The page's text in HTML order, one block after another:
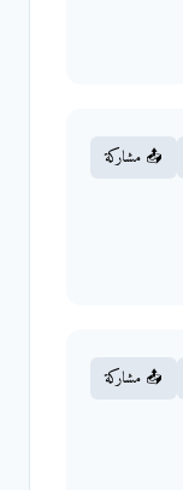
📤 مشاركة
📤 مشاركة